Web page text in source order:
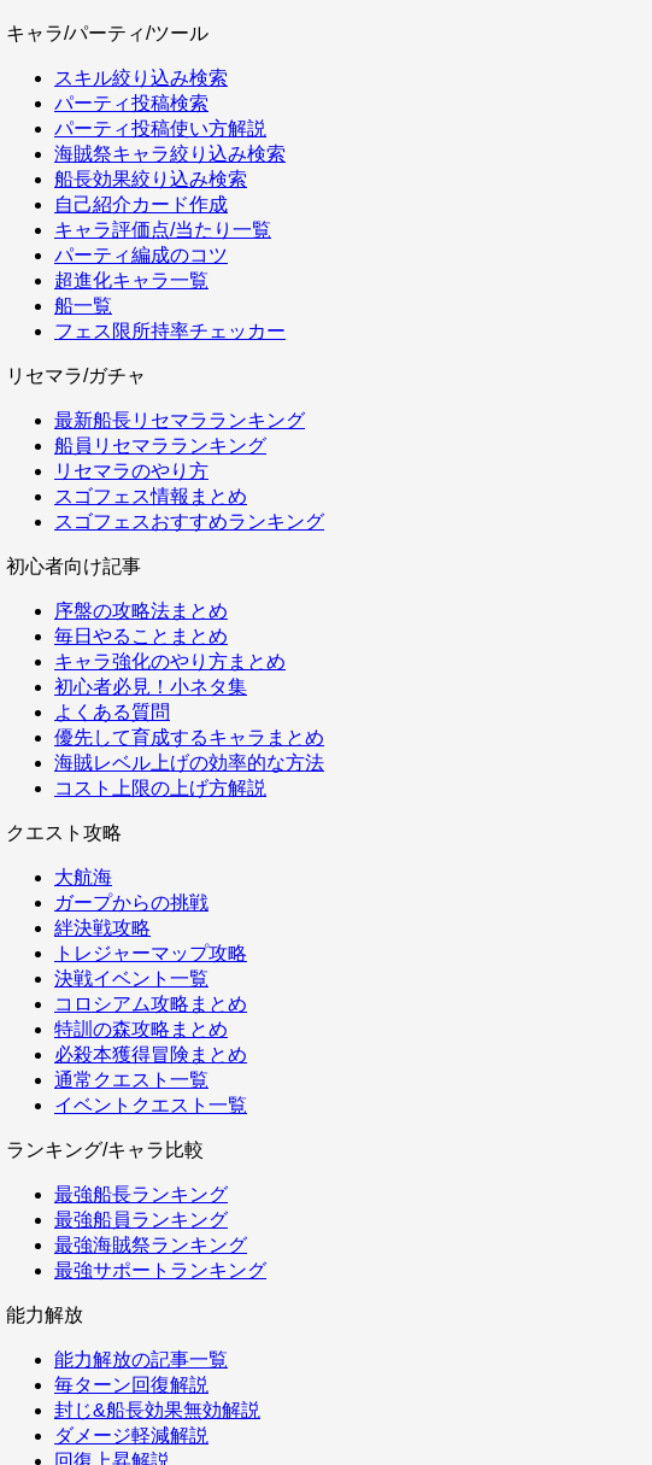
キャラ/パーティ/ツール
スキル絞り込み検索
パーティ投稿検索
パーティ投稿使い方解説
海賊祭キャラ絞り込み検索
船長効果絞り込み検索
自己紹介カード作成
キャラ評価点/当たり一覧
パーティ編成のコツ
超進化キャラ一覧
船一覧
フェス限所持率チェッカー
リセマラ/ガチャ
最新船長リセマラランキング
船員リセマラランキング
リセマラのやり方
スゴフェス情報まとめ
スゴフェスおすすめランキング
初心者向け記事
序盤の攻略法まとめ
毎日やることまとめ
キャラ強化のやり方まとめ
初心者必見！小ネタ集
よくある質問
優先して育成するキャラまとめ
海賊レベル上げの効率的な方法
コスト上限の上げ方解説
クエスト攻略
大航海
ガープからの挑戦
絆決戦攻略
トレジャーマップ攻略
決戦イベント一覧
コロシアム攻略まとめ
特訓の森攻略まとめ
必殺本獲得冒険まとめ
通常クエスト一覧
イベントクエスト一覧
ランキング/キャラ比較
最強船長ランキング
最強船員ランキング
最強海賊祭ランキング
最強サポートランキング
能力解放
能力解放の記事一覧
毎ターン回復解説
封じ&船長効果無効解説
ダメージ軽減解説
回復上昇解説